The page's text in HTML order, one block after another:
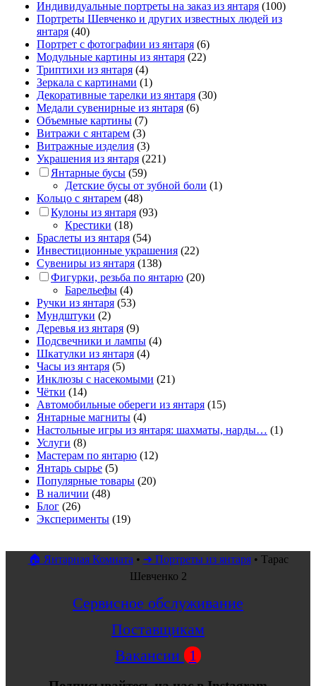
Индивидуальные портреты на заказ из янтаря (100)
Портреты Шевченко и других известных людей из
янтаря (40)
Портрет c фотографии из янтаря (6)
Модульные картины из янтаря (22)
Триптихи из янтаря (4)
Зеркала с картинами (1)
Декоративные тарелки из янтаря (30)
Медали сувенирные из янтаря (6)
Объемные картины (7)
Витражи с янтарем (3)
Витражные изделия (3)
Украшения из янтаря (221)
Янтарные бусы (59)
Детские бусы от зубной боли (1)
Кольцо с янтарем (48)
Кулоны из янтаря (93)
Крестики (18)
Браслеты из янтаря (54)
Инвестиционные украшения (22)
Сувениры из янтаря (138)
Фигурки, резьба по янтарю (20)
Барельефы (4)
Ручки из янтаря (53)
Мундштуки (2)
Деревья из янтаря (9)
Подсвечники и лампы (4)
Шкатулки из янтаря (4)
Часы из янтаря (5)
Инклюзы с насекомыми (21)
Чётки (14)
Автомобильные обереги из янтаря (15)
Янтарные магниты (4)
Настольные игры из янтаря: шахматы, нарды… (1)
Услуги (8)
Мастерам по янтарю (12)
Янтарь сырье (5)
Популярные товары (20)
В наличии (48)
Блог (26)
Эксперименты (19)
🏠 Янтарная Комната • ➜ Портреты из янтаря• Тарас
Шевченко 2
Сервисное обслуживание
Поставщикам
Вакансии 1